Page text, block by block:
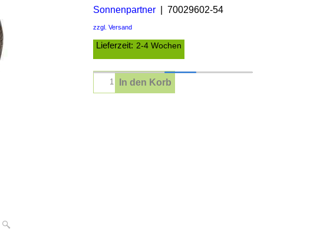
Sonnenpartner 70029602-54
zzgl. Versand
Lieferzeit: 2-4 Wochen
In den Korb